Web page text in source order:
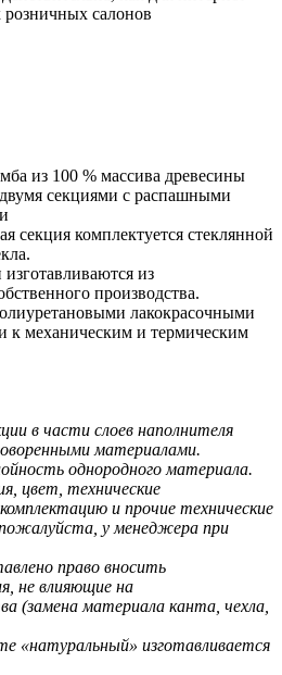
розничных салонов
из 100 % массива древесины
секциями с распашными
секция комплектуется стеклянной
из
производства.
лакокрасочными
к механическим и термическим
в части слоев наполнителя
материалами.
однородного материала.
цвет, технические
и прочие технические
у менеджера при
право вносить
не влияющие на
(замена материала канта, чехла,
«натуральный» изготавливается